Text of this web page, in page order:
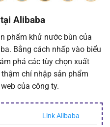
Alibaba
phẩm khử nước bùn của
Bằng cách nhấp vào biểu
phá các tùy chọn xuất
chí nhập sản phẩm
của công ty.
Link Alibaba